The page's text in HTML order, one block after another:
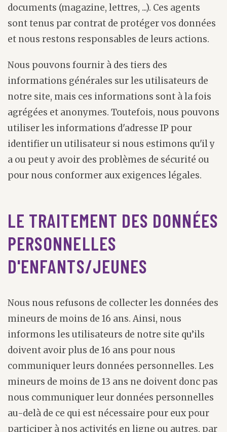
documents (magazine, lettres, ...). Ces agents
sont tenus par contrat de protéger vos données
et nous restons responsables de leurs actions.
Nous pouvons fournir à des tiers des
informations générales sur les utilisateurs de
notre site, mais ces informations sont à la fois
agrégées et anonymes. Toutefois, nous pouvons
utiliser les informations d'adresse IP pour
identifier un utilisateur si nous estimons qu'il y
a ou peut y avoir des problèmes de sécurité ou
pour nous conformer aux exigences légales.
LE TRAITEMENT DES DONNÉES
PERSONNELLES
D'ENFANTS/JEUNES
Nous nous refusons de collecter les données des
mineurs de moins de 16 ans. Ainsi, nous
informons les utilisateurs de notre site qu’ils
doivent avoir plus de 16 ans pour nous
communiquer leurs données personnelles. Les
mineurs de moins de 13 ans ne doivent donc pas
nous communiquer leur données personnelles
au-delà de ce qui est nécessaire pour eux pour
participer à nos activités en ligne ou autres, par